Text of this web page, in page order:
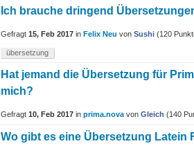
Ich brauche dringend
Gefragt 15, Feb 2017 in Felix Neu von Sushi (120
übersetzung
Hat jemand die Übersetzung für
mich?
Gefragt 10, Feb 2017 in prima.nova von Gleich (140
Wo gibt es eine Übersetzung Latein